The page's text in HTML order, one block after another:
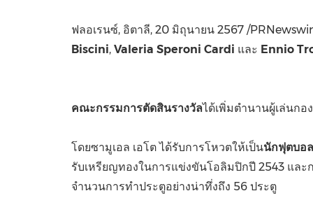
ฟลอเรนซ์, อิตาลี, 20 มิถุนายน 2567 /
Biscini, Valeria Speroni Cardi และ Ennio
คณะกรรมการตัดสินรางวัลได้เพิ่มตำนานผู้เล่นก
โดยซามูเอล เอโต ได้รับการโหวตให้เป็นนักฟุตบอ
รับเหรียญทองในการแข่งขันโอลิมปิกปี 2543 แล
จำนวนการทำประตูอย่างน่าทึ่งถึง 56 ประตู